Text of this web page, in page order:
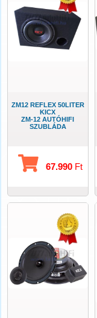
ZM12 REFLEX 50LITER
KICX
ZM-12 AUTÓHIFI
SZUBLÁDA
67.990 Ft